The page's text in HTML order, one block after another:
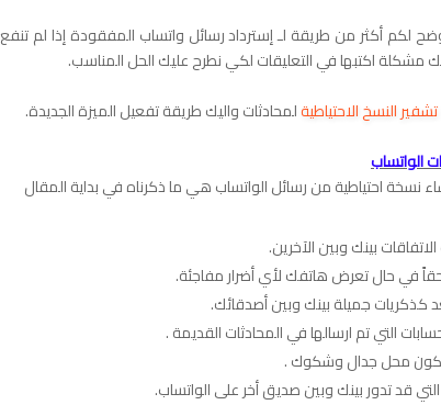
أكثر من طريقة لـ إسترداد رسائل واتساب المفقودة إذا لم تنفع
مشكلة اكتبها في التعليقات لكي نطرح عليك الحل المناسب.
تشفير النسخ الاحتياطيةلمحادثات واليك طريقة تفعيل الميزة الجديدة.
نسخة احتياطية من رسائل الواتساب هي ما ذكرناه في بداية المقال
بينك وبين الآخرين.
في حال تعرض هاتفك لأي أضرار مفاجئة.
كذكريات جميلة بينك وبين أصدقائك.
التي تم ارسالها في المحادثات القديمة .
تكون محل جدال وشكوك .
قد تدور بينك وبين صديق أخر على الواتساب.